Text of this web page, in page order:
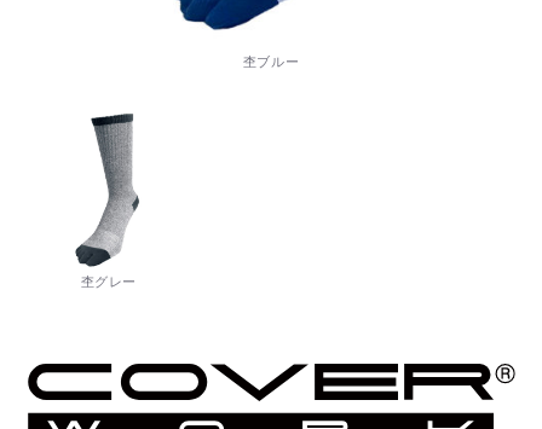
杢ブルー
杢グレー